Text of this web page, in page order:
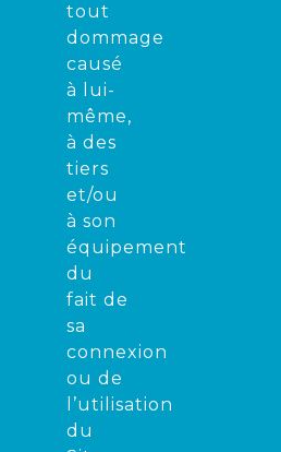
tout
dommage
causé
à lui-
même,
à des
tiers
et/ou
à son
équipement
du
fait de
sa
connexion
ou de
l’utilisation
du